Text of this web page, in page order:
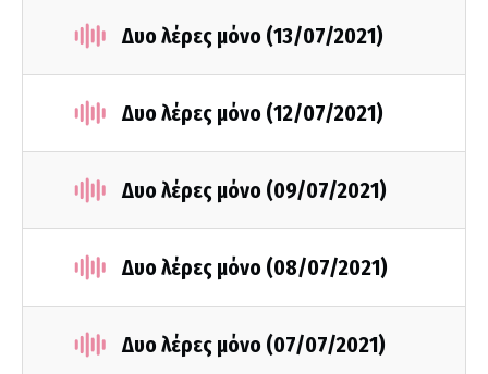
Δυο λέρες μόνο (13/07/2021)
Δυο λέρες μόνο (12/07/2021)
Δυο λέρες μόνο (09/07/2021)
Δυο λέρες μόνο (08/07/2021)
Δυο λέρες μόνο (07/07/2021)